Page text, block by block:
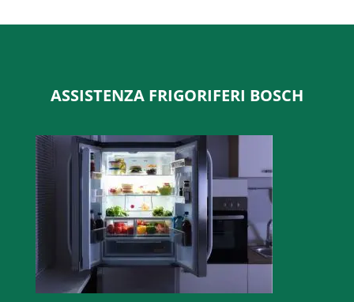
ASSISTENZA FRIGORIFERI BOSCH